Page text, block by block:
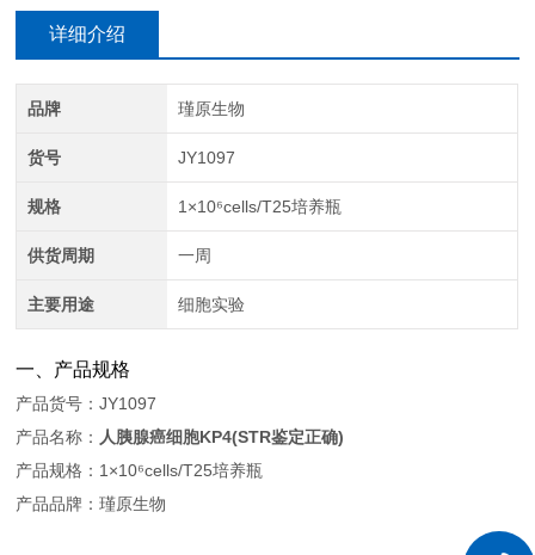
详细介绍
品牌 瑾原生物
货号 JY1097
规格 1×10⁶cells/T25培养瓶
供货周期 一周
主要用途 细胞实验
一、产品规格
产品货号：JY1097
产品名称： 人胰腺癌细胞KP4(STR鉴定正确)
产品规格：1×10⁶cells/T25培养瓶
产品品牌：瑾原生物